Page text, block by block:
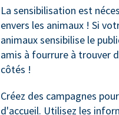
La sensibilisation est
envers les animaux ! Si
animaux sensibilise le
amis à fourrure à trouver
côtés !
Créez des campagnes
d'accueil. Utilisez les